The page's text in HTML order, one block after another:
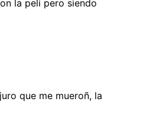
la peli pero siendo
que me mueroñ, la